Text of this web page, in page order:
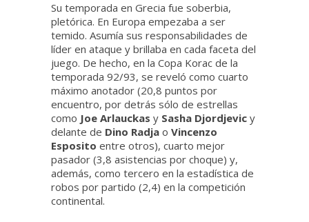
Su temporada en Grecia fue soberbia,
pletórica. En Europa empezaba a ser
temido. Asumía sus responsabilidades de
líder en ataque y brillaba en cada faceta del
juego. De hecho, en la Copa Korac de la
temporada 92/93, se reveló como cuarto
máximo anotador (20,8 puntos por
encuentro, por detrás sólo de estrellas
como Joe Arlauckas y Sasha Djordjevic y
delante de Dino Radja o Vincenzo
Esposito entre otros), cuarto mejor
pasador (3,8 asistencias por choque) y,
además, como tercero en la estadística de
robos por partido (2,4) en la competición
continental.